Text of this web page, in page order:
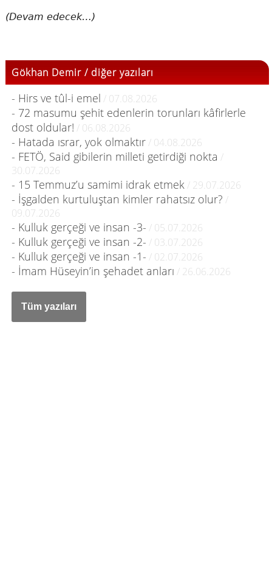
(Devam edecek…)
Gökhan Demir / diğer yazıları
- Hirs ve tûl-i emel / 07.08.2026
- 72 masumu şehit edenlerin torunları kâfirlerle
dost oldular! / 06.08.2026
- Hatada ısrar, yok olmaktır/ 04.08.2026
- FETÖ, Said gibilerin milleti getirdiği nokta /
30.07.2026
- 15 Temmuz’u samimi idrak etmek/ 29.07.2026
- İşgalden kurtuluştan kimler rahatsız olur? /
09.07.2026
- Kulluk gerçeği ve insan -3- / 05.07.2026
- Kulluk gerçeği ve insan -2- / 03.07.2026
- Kulluk gerçeği ve insan -1- / 02.07.2026
- İmam Hüseyin’in şehadet anları / 26.06.2026